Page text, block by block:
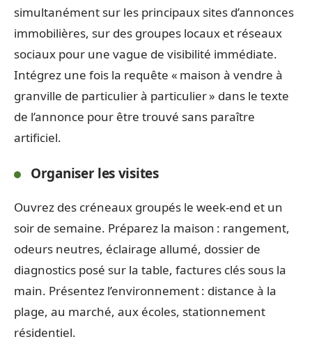
simultanément sur les principaux sites d’annonces
immobilières, sur des groupes locaux et réseaux
sociaux pour une vague de visibilité immédiate.
Intégrez une fois la requête « maison à vendre à
granville de particulier à particulier » dans le texte
de l’annonce pour être trouvé sans paraître
artificiel.
Organiser les visites
Ouvrez des créneaux groupés le week-end et un
soir de semaine. Préparez la maison : rangement,
odeurs neutres, éclairage allumé, dossier de
diagnostics posé sur la table, factures clés sous la
main. Présentez l’environnement : distance à la
plage, au marché, aux écoles, stationnement
résidentiel.